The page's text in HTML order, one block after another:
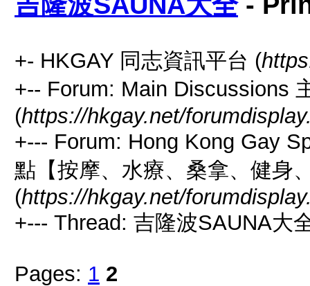
+- HKGAY 同志資訊平台 (
+-- Forum: Main Discussions
(https://hkgay.net/
+--- Forum: Hong Kong Gay
點【按摩、水療、桑拿、健身
(https://hkgay.net/
+--- Thread: 吉隆波SAUNA大
Pages: 1 2